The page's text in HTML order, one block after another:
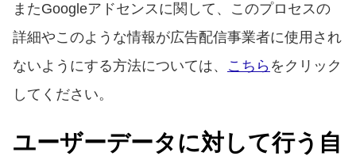
またGoogleアドセンスに関して、このプロセスの
詳細やこのような情報が広告配信事業者に使用され
ないようにする方法については、 こちら をクリック
してください。
ユーザーデータに対して行う自